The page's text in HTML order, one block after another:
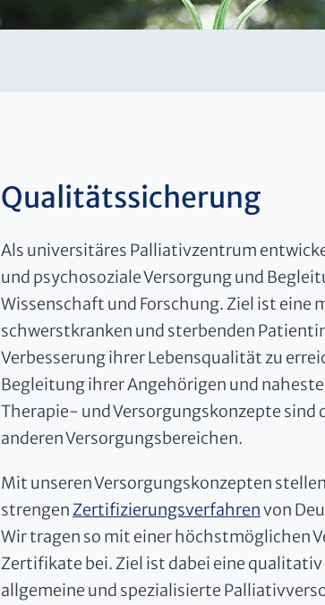
Qualitätssicherung
Als universitäres Palliativzentrum
und psychosoziale Versorgung und
Wissenschaft und Forschung. Ziel ist eine
schwerstkranken und sterbenden
Verbesserung ihrer Lebensqualität zu
Begleitung ihrer Angehörigen und
Therapie- und Versorgungskonzepte sind
anderen Versorgungsbereichen.
Mit unseren Versorgungskonzepten
strengen Zertifizierungsverfahrenvon
Wir tragen so mit einer höchstmöglichen
Zertifikate bei. Ziel ist dabei eine
allgemeine und spezialisierte